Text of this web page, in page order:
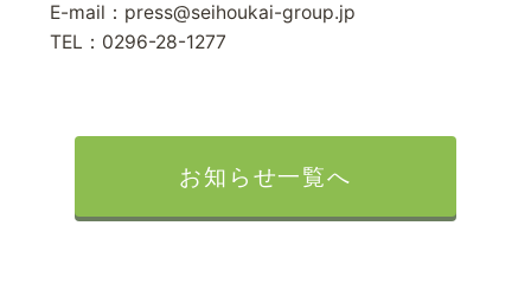
E-mail：press@seihoukai-group.jp
TEL：0296-28-1277
お知らせ一覧へ